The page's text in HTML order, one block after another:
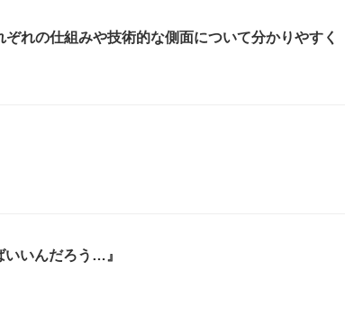
れの仕組みや技術的な側面について分かりやすく
いいんだろう…』